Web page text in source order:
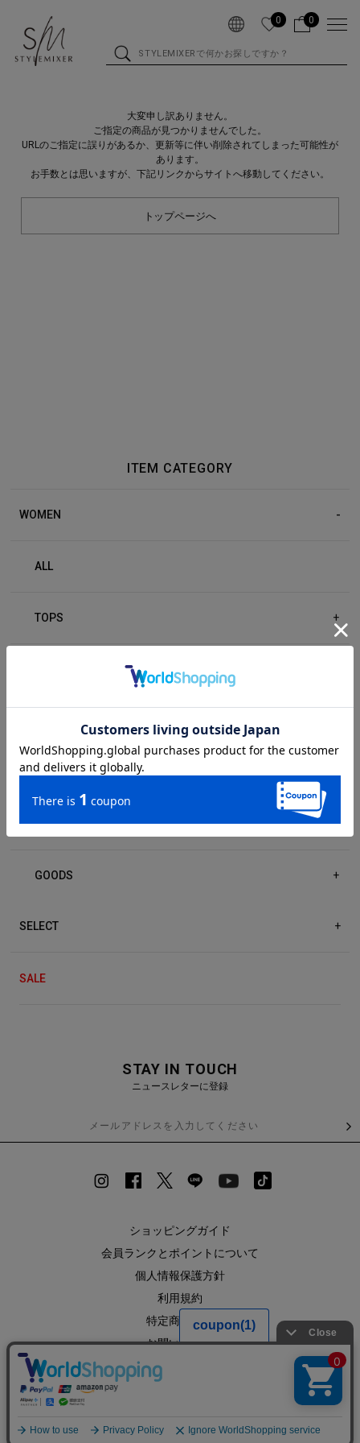
0 0
大変申し訳ありません。
ご指定の商品が見つかりませんでした。
URLのご指定に誤りがあるか、更新等に伴い削除されてしまった可能性が
あります。
お手数とは思いますが、下記リンクからサイトへ移動してください。
トップページへ
ITEM CATEGORY
WOMEN
ALL
TOPS +
DRESS/ONE-PIECE
ACCESSORIES +
GOODS +
SELECT +
SALE
STAY IN TOUCH
ニュースレターに登録
ショッピングガイド
会員ランクとポイントについて
個人情報保護方針
利用規約
特定商取引法
お問い合わせ
企業情報